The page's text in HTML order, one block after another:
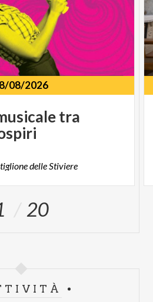
08/2026
tra
delleStiviere
20